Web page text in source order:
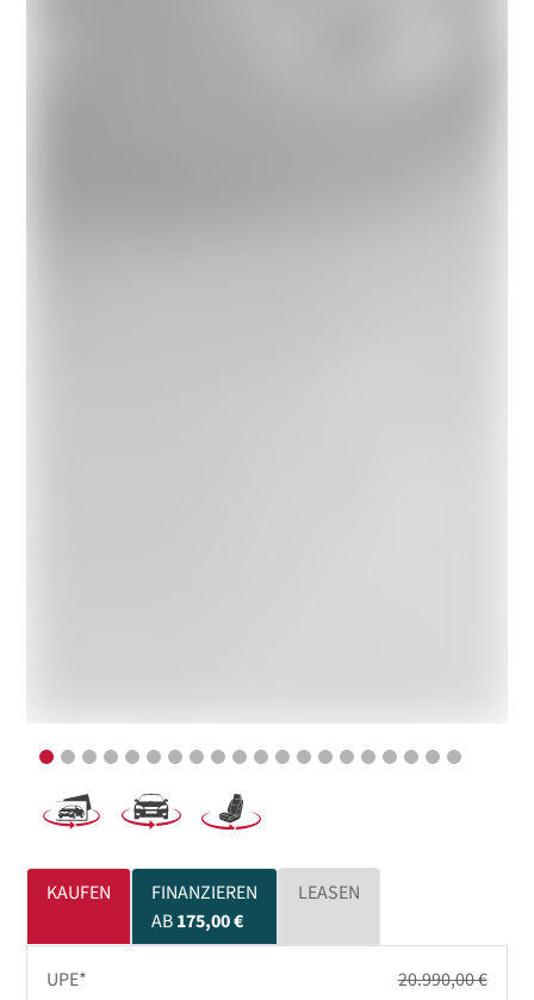
KAUFEN
FINANZIEREN
AB175,00 €
LEASEN
UPE*
20.990,00 €